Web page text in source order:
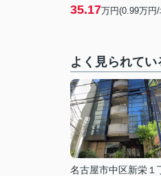
35.17万円(0.99万円
よく見られてい
名古屋市中区新栄１